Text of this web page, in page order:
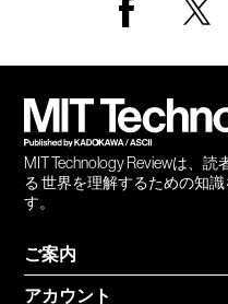
MIT Technology Reviewは、
る 世界を理解するための知
す。
ご案内
アカウント